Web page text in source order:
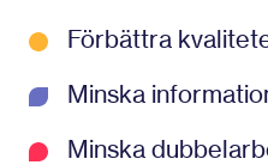
Förbättra
Minska
Minska